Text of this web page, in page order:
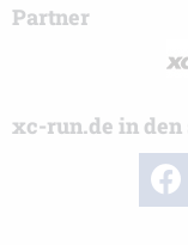
Partner
xc-run.de in